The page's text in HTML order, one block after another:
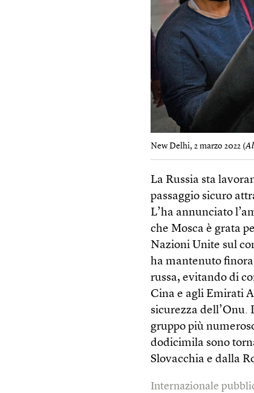
New Delhi, 2 marzo 2022 (
La Russia sta
passaggio sicuro
L’ha annunciato
che Mosca è grata
Nazioni Unite sul
ha mantenuto
russa, evitando di
Cina e agli Emirati
sicurezza
gruppo più
dodicimila sono
Slovacchia e dalla
Internazionale